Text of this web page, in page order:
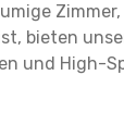
bieten
und High-